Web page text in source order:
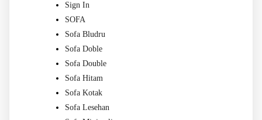
Sign In
SOFA
Sofa Bludru
Sofa Doble
Sofa Double
Sofa Hitam
Sofa Kotak
Sofa Lesehan